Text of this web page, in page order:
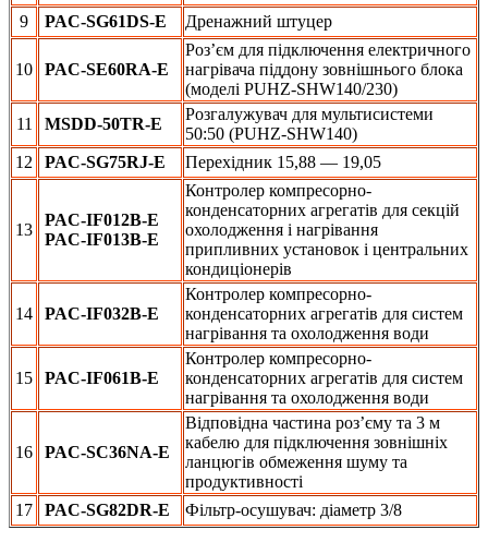
9
PAC-SG61DS-E Дренажний штуцер
10 PAC-SE60RA-E
Роз’єм для підключення електричного
нагрівача піддону зовнішнього блока
(моделі PUHZ-SHW140/230)
11
MSDD-50TR-E
Розгалужувач для мультисистеми
50:50 (PUHZ-SHW140)
12
PAC-SG75RJ-E Перехідник 15,88 — 19,05
13
PAC-IF012B-E
PAC-IF013B-E
Контролер компресорно-
конденсаторних агрегатів для секцій
охолодження і нагрівання
припливних установок і центральних
кондиціонерів
14 PAC-IF032B-E
Контролер компресорно-
конденсаторних агрегатів для систем
нагрівання та охолодження води
15 PAC-IF061B-E
Контролер компресорно-
конденсаторних агрегатів для систем
нагрівання та охолодження води
16 PAC-SC36NA-E
Відповідна частина роз’єму та 3 м
кабелю для підключення зовнішніх
ланцюгів обмеження шуму та
продуктивності
17
PAC-SG82DR-E Фільтр-осушувач: діаметр 3/8